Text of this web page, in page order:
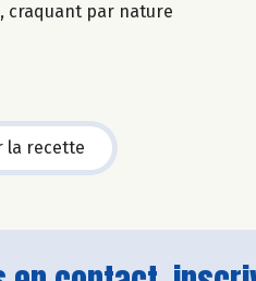
craquant par nature
la recette